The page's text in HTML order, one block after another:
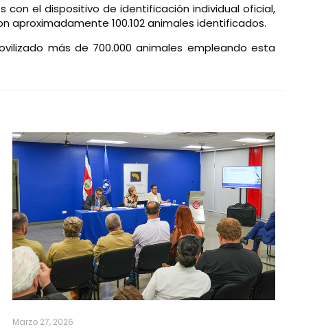
con el dispositivo de identificación individual oficial,
aproximadamente 100.102 animales identificados.
más de 700.000 animales empleando esta
Marzo 27, 2026